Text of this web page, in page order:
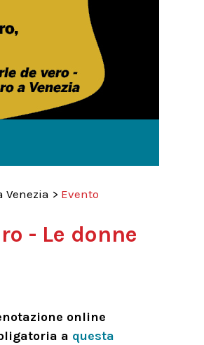
Venezia > Evento
- Le donne
online
a questa